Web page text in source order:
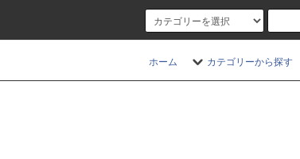
ホーム カテゴリーから探す